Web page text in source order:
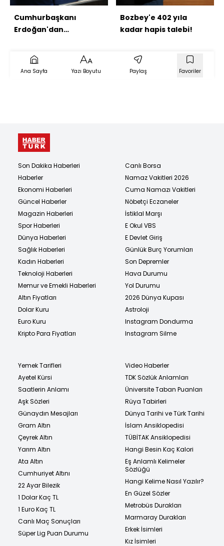
Cumhurbaşkanı
Erdoğan'dan
Bozbey'e 402 yıla
kadar hapis talebi!
Ana Sayfa Yazı Boyutu Paylaş Favoriler
Son Dakika Haberleri
Haberler
Ekonomi Haberleri
Güncel Haberler
Magazin Haberleri
Spor Haberleri
Dünya Haberleri
Sağlık Haberleri
Kadın Haberleri
Teknoloji Haberleri
Memur ve Emekli Haberleri
Altın Fiyatları
Dolar Kuru
Euro Kuru
Kripto Para Fiyatları
Canlı Borsa
Namaz Vakitleri 2026
Cuma Namazı Vakitleri
Nöbetçi Eczaneler
İstiklal Marşı
E Okul VBS
E Devlet Giriş
Günlük Burç Yorumları
Son Depremler
Hava Durumu
Yol Durumu
2026 Dünya Kupası
Astroloji
Instagram Dondurma
Instagram Silme
Yemek Tarifleri
Ayetel Kürsi
Saatlerin Anlamı
Aşk Sözleri
Günaydın Mesajları
Gram Altın
Çeyrek Altın
Yarım Altın
Ata Altın
Cumhuriyet Altını
22 Ayar Bilezik
1 Dolar Kaç TL
1 Euro Kaç TL
Canlı Maç Sonuçları
Süper Lig Puan Durumu
Video Haberler
TDK Sözlük Anlamları
Üniversite Taban Puanları
Rüya Tabirleri
Dünya Tarihi ve Türk Tarihi
İslam Ansiklopedisi
TÜBİTAK Ansiklopedisi
Hangi Besin Kaç Kalori
Eş Anlamlı Kelimeler
Sözlüğü
Hangi Kelime Nasıl Yazılır?
En Güzel Sözler
Metrobüs Durakları
Marmaray Durakları
Erkek İsimleri
Kız İsimleri